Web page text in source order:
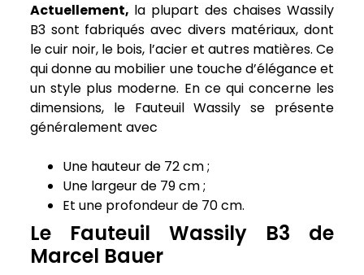
Actuellement, la plupart des chaises Wassily
B3 sont fabriqués avec divers matériaux, dont
le cuir noir, le bois, l’acier et autres matières. Ce
qui donne au mobilier une touche d’élégance et
un style plus moderne. En ce qui concerne les
dimensions, le Fauteuil Wassily se présente
généralement avec
Une hauteur de 72 cm ;
Une largeur de 79 cm ;
Et une profondeur de 70 cm.
Le Fauteuil Wassily B3 de
Marcel Bauer